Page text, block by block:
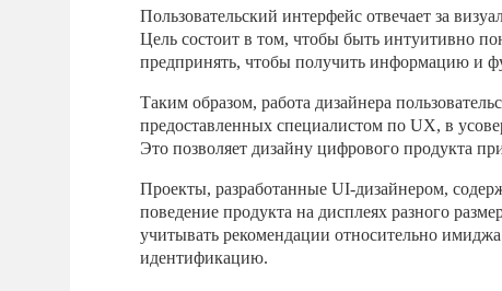
Пользовательский интерфейс отвечает за
Цель состоит в том, чтобы быть интуитивно
предпринять, чтобы получить информацию и
Таким образом, работа дизайнера
предоставленных специалистом по UX, в
Это позволяет дизайну цифрового продукта
Проекты, разработанные UI-дизайнером,
поведение продукта на дисплеях разного
учитывать рекомендации относительно
идентификацию.